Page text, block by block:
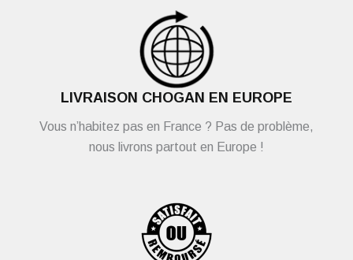
LIVRAISON CHOGAN EN EUROPE
Vous n’habitez pas en France ? Pas de problème,
nous livrons partout en Europe !